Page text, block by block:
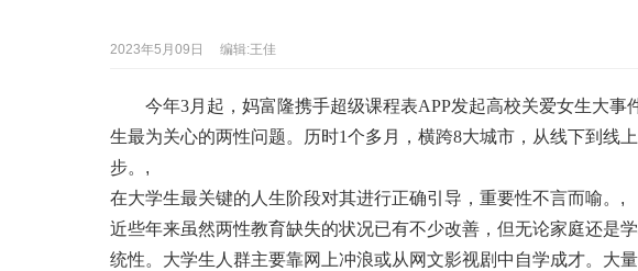
2023年5月09日 编辑:王佳
今年3月起，妈富隆携手超级课程表APP发起高校关爱女生大
生最为关心的两性问题。历时1个多月，横跨8大城市，从线下到线
步。 ,
在大学生最关键的人生阶段对其进行正确引导，重要性不言而喻。 ,
近些年来虽然两性教育缺失的状况已有不少改善，但无论家庭还是
统性。大学生人群主要靠网上冲浪或从网文影视剧中自学成才。大